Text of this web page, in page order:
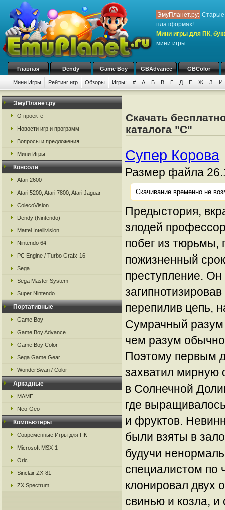
ЭмуПланет.ру: Старые
платформах!
Мини игры для ПК,
мини игры
Главная Dendy Game Boy GBAdvance GBColor
Мини Игры Рейтинг игр Обзоры Игры: # А Б В Г Д Е Ж З И
ЭмуПланет.ру
О проекте
Новости игр и программ
Вопросы и предложения
Мини Игры
Консоли
Atari 2600
Atari 5200, Atari 7800, Atari Jaguar
ColecoVision
Dendy (Nintendo)
Mattel Intellivision
Nintendo 64
PC Engine / Turbo Grafx-16
Sega
Sega Master System
Super Nintendo
Портативные
Game Boy
Game Boy Advance
Game Boy Color
Sega Game Gear
WonderSwan / Color
Аркадные
MAME
Neo-Geo
Компьютеры
Современные Игры для ПК
Microsoft MSX-1
Oric
Sinclair ZX-81
ZX Spectrum
Скачать
каталога "С"
Супер Корова
Размер файла
Скачивание временно не
Предыстория,
злодей
побег из тюрьмы,
пожизненный
преступление.
перепилив цепь,
Сумрачный разум
чем разум
Поэтому первым
захватил
в Солнечной
где
и фруктов.
были взяты в
будучи
специалистом по
клонировал двух
свинью и козла,